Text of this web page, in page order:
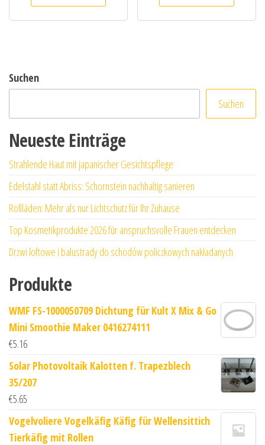
Suchen
Suchen
Neueste Einträge
Strahlende Haut mit japanischer Gesichtspflege
Edelstahl statt Abriss: Schornstein nachhaltig sanieren
Rollläden: Mehr als nur Lichtschutz für Ihr Zuhause
Top Kosmetikprodukte 2026 für anspruchsvolle Frauen entdecken
Drzwi loftowe i balustrady do schodów policzkowych nakładanych
Produkte
WMF FS-1000050709 Dichtung für Kult X Mix & Go
Mini Smoothie Maker 0416274111
€5.16
Solar Photovoltaik Kalotten f. Trapezblech
35/207
€5.65
Vogelvoliere Vogelkäfig Käfig für Wellensittich
Tierkäfig mit Rollen